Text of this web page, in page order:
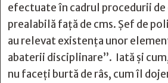
efectuate în cadrul procedurii
prealabilă faţă de cms. Şef de
au relevat existenţa unor
abaterii disciplinare”. Iată și
nu faceți burtă de râs, cum îl